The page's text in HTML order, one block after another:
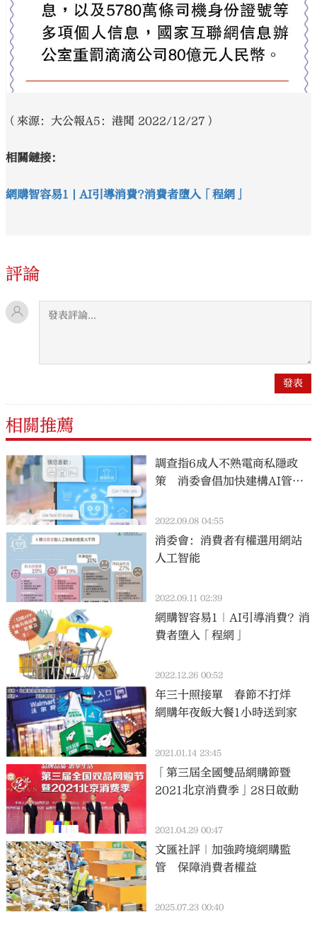
（來源：大公報A5：港聞 2022/12/27）
相關鏈接：
網購智容易1 | AI引導消費?消費者墮入「程網」
評論
相關推薦
調查指6成人不熟電商私隱政
策 消委會倡加快建構AI管治
2022.09.08 04:55
消委會：消費者有權選用網站
人工智能
2022.09.11 02:39
網購智容易1｜AI引導消費？消
費者墮入「程網」
2022.12.26 00:52
年三十照接單 春節不打烊
網購年夜飯大餐1小時送到家
2021.01.14 23:45
「第三屆全國雙品網購節暨
2021北京消費季」28日啟動
2021.04.29 00:47
文匯社評｜加強跨境網購監
管 保障消費者權益
2025.07.23 00:40